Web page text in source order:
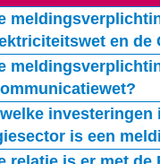
en de
van de
van de investeringen
is een
alleen nodig als